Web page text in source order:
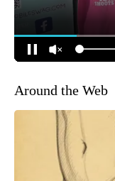
Around the Web